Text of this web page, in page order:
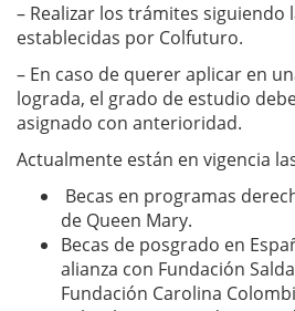
– Realizar los trámites siguiendo
establecidas por Colfuturo.
– En caso de querer aplicar en
lograda, el grado de estudio
asignado con anterioridad.
Actualmente están en vigencia
Becas en programas
de Queen Mary.
Becas de posgrado en
alianza con Fundación
Fundación Carolina